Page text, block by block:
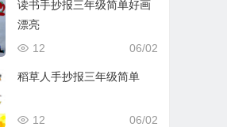
读书手抄报三年级简单好画
漂亮
06/02
12
稻草人手抄报三年级简单
06/02
12